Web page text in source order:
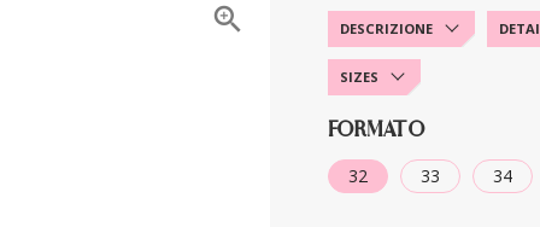
 DESCRIZIONE
SIZES
FORMATO
32 33 34